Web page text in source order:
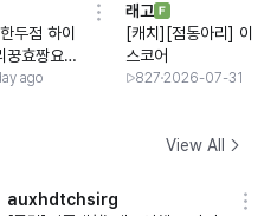
두점 하이
꿍효짱요코
ago
래고
[캐치][점동아리] 이
스코어
827 2026-07-31
View All
auxhdtchsirg